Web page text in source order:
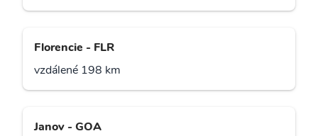
Florencie - FLR
vzdálené 198 km
Janov - GOA